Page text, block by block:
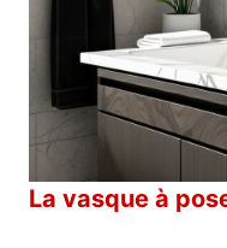
La vasque à